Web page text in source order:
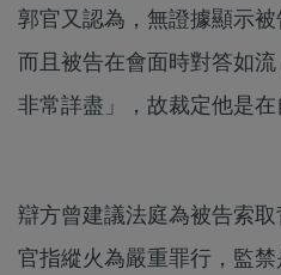
郭官又認為，無證據顯示被
而且被告在會面時對答如
非常詳盡」，故裁定他是在
辯方曾建議法庭為被告索
官指縱火為嚴重罪行，監